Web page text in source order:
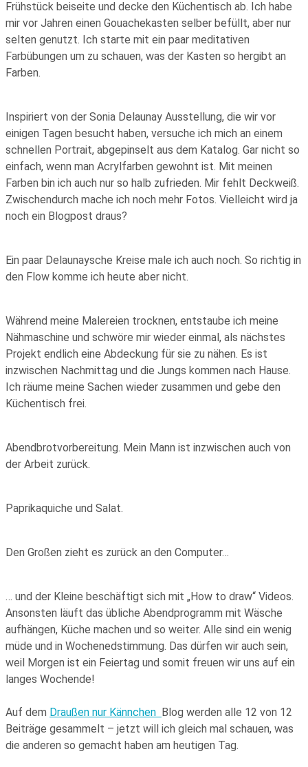
Frühstück beiseite und decke den Küchentisch ab. Ich habe
mir vor Jahren einen Gouachekasten selber befüllt, aber nur
selten genutzt. Ich starte mit ein paar meditativen
Farbübungen um zu schauen, was der Kasten so hergibt an
Farben.
Inspiriert von der Sonia Delaunay Ausstellung, die wir vor
einigen Tagen besucht haben, versuche ich mich an einem
schnellen Portrait, abgepinselt aus dem Katalog. Gar nicht so
einfach, wenn man Acrylfarben gewohnt ist. Mit meinen
Farben bin ich auch nur so halb zufrieden. Mir fehlt Deckweiß.
Zwischendurch mache ich noch mehr Fotos. Vielleicht wird ja
noch ein Blogpost draus?
Ein paar Delaunaysche Kreise male ich auch noch. So richtig in
den Flow komme ich heute aber nicht.
Während meine Malereien trocknen, entstaube ich meine
Nähmaschine und schwöre mir wieder einmal, als nächstes
Projekt endlich eine Abdeckung für sie zu nähen. Es ist
inzwischen Nachmittag und die Jungs kommen nach Hause.
Ich räume meine Sachen wieder zusammen und gebe den
Küchentisch frei.
Abendbrotvorbereitung. Mein Mann ist inzwischen auch von
der Arbeit zurück.
Paprikaquiche und Salat.
Den Großen zieht es zurück an den Computer…
… und der Kleine beschäftigt sich mit „How to draw“ Videos.
Ansonsten läuft das übliche Abendprogramm mit Wäsche
aufhängen, Küche machen und so weiter. Alle sind ein wenig
müde und in Wochenedstimmung. Das dürfen wir auch sein,
weil Morgen ist ein Feiertag und somit freuen wir uns auf ein
langes Wochende!
Auf dem Draußen nur Kännchen Blog werden alle 12 von 12
Beiträge gesammelt – jetzt will ich gleich mal schauen, was
die anderen so gemacht haben am heutigen Tag.